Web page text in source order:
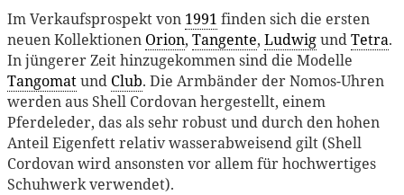
Im Verkaufsprospekt von 1991 finden sich die ersten
neuen Kollektionen Orion, Tangente, LudwigundTetra.
In jüngerer Zeit hinzugekommen sind die Modelle
Tangomatund Club. Die Armbänder der Nomos-Uhren
werden aus Shell Cordovan hergestellt, einem
Pferdeleder, das als sehr robust und durch den hohen
Anteil Eigenfett relativ wasserabweisend gilt (Shell
Cordovan wird ansonsten vor allem für hochwertiges
Schuhwerk verwendet).